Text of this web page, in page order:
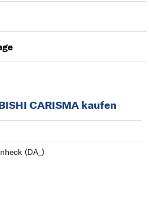
CARISMA kaufen
(DA_)